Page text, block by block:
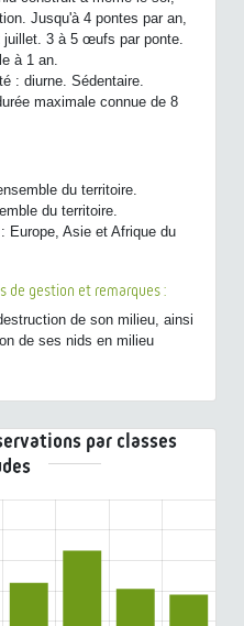
Jusqu'à 4 pontes par an,
juillet. 3 à 5 œufs par ponte.
à 1 an.
: diurne. Sédentaire.
maximale connue de 8
du territoire.
du territoire.
Europe, Asie et Afrique du
de gestion et remarques :
de son milieu, ainsi
de ses nids en milieu
par classes